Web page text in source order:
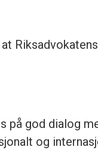
på god dialog
og